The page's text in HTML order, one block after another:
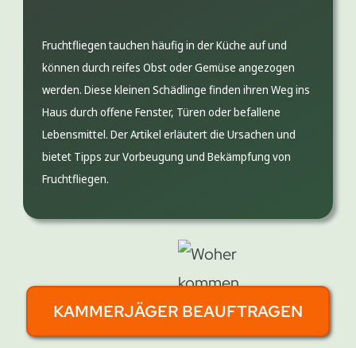
Fruchtfliegen tauchen häufig in der Küche auf und
können durch reifes Obst oder Gemüse angezogen
werden. Diese kleinen Schädlinge finden ihren Weg ins
Haus durch offene Fenster, Türen oder befallene
Lebensmittel. Der Artikel erläutert die Ursachen und
bietet Tipps zur Vorbeugung und Bekämpfung von
Fruchtfliegen.
KAMMERJÄGER BEAUFTRAGEN